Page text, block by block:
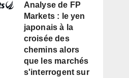
Analyse de FP
Markets : le yen
japonais à la
croisée des
chemins alors
que les marchés
s'interrogent sur